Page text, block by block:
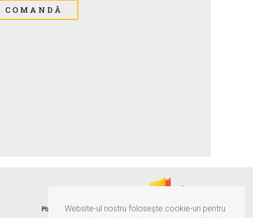
Website-ul nostru folosește cookie-uri pentru
Pixtory ®este serviciul MultiNr, care îți păstrează amintirile